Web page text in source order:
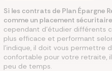
Si les contrats de Plan Épargne
comme un placement
cependant d’étudier différents
plus efficace et performant
l’indique, il doit vous permettre
confortable pour votre retraite,
peu de temps.